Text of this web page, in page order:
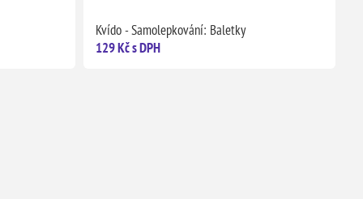
Kvído - Samolepkování: Baletky
129 Kč s DPH